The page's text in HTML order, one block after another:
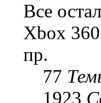
Все
Xbox
пр.
77
1923